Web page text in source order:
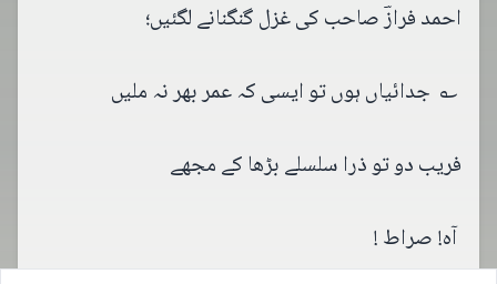
احمد فرازؔ صاحب کی غزل گنگنانے لگئیں؛
؎ جدائیاں ہوں تو ایسی کہ عمر بھر نہ ملیں
فریب دو تو ذرا سلسلے بڑھا کے مجھے
آہ! صراط !